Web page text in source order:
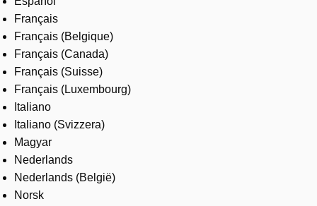
Français
Français (Belgique)
Français (Canada)
Français (Suisse)
Français (Luxembourg)
Italiano
Italiano (Svizzera)
Magyar
Nederlands
Nederlands (België)
Norsk